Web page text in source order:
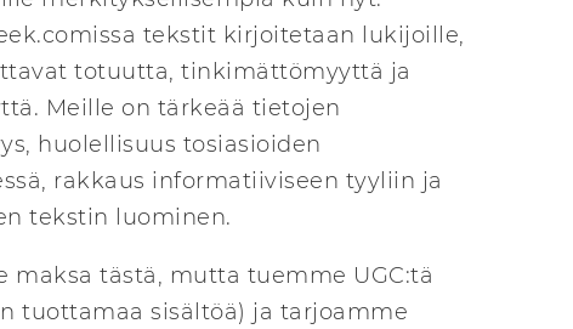
tekstit kirjoitetaan lukijoille,
totuutta, tinkimättömyyttä ja
Meille on tärkeää tietojen
huolellisuus tosiasioiden
rakkaus informatiiviseen tyyliin ja
tekstin luominen.
maksa tästä, mutta tuemme UGC:tä
tuottamaa sisältöä) ja tarjoamme